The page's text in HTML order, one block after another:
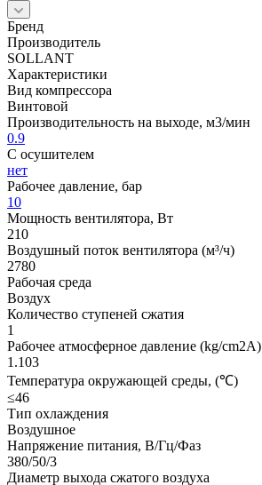
Бренд
Производитель
SOLLANT
Характеристики
Вид компрессора
Винтовой
Производительность на выходе, м3/мин
0.9
С осушителем
нет
Рабочее давление, бар
10
Мощность вентилятора, Вт
210
Воздушный поток вентилятора (м³/ч)
2780
Рабочая среда
Воздух
Количество ступеней сжатия
1
Рабочее атмосферное давление (kg/cm2A)
1.103
Температура окружающей среды, (℃)
≤46
Тип охлаждения
Воздушное
Напряжение питания, В/Гц/Фаз
380/50/3
Диаметр выхода сжатого воздуха